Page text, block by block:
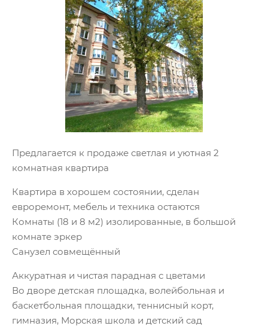
Предлагается к продаже светлая и уютная 2
комнатная квартира
Квартира в хорошем состоянии, сделан
евроремонт, мебель и техника остаются
Комнаты (18 и 8 м2) изолированные, в большой
комнате эркер
Санузел совмещённый
Аккуратная и чистая парадная с цветами
Во дворе детская площадка, волейбольная и
баскетбольная площадки, теннисный корт,
гимназия, Морская школа и детский сад